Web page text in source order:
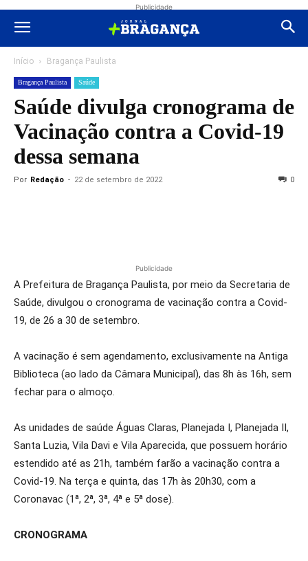
Publicidade
Início Bragança Paulista
Bragança Paulista Saúde
Saúde divulga cronograma de
Vacinação contra a Covid-19
dessa semana
Por Redação - 22 de setembro de 2022 0
Publicidade
A Prefeitura de Bragança Paulista, por meio da Secretaria de
Saúde, divulgou o cronograma de vacinação contra a Covid-
19, de 26 a 30 de setembro.
A vacinação é sem agendamento, exclusivamente na Antiga
Biblioteca (ao lado da Câmara Municipal), das 8h às 16h, sem
fechar para o almoço.
As unidades de saúde Águas Claras, Planejada I, Planejada II,
Santa Luzia, Vila Davi e Vila Aparecida, que possuem horário
estendido até as 21h, também farão a vacinação contra a
Covid-19. Na terça e quinta, das 17h às 20h30, com a
Coronavac (1ª, 2ª, 3ª, 4ª e 5ª dose).
CRONOGRAMA